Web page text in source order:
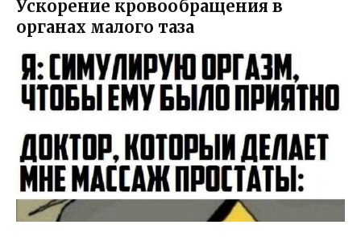
Ускорение кровообращения в
органах малого таза